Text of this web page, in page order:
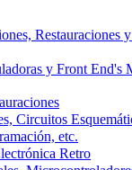
Restauraciones
y Front End's
Circuitos
etc.
Retro